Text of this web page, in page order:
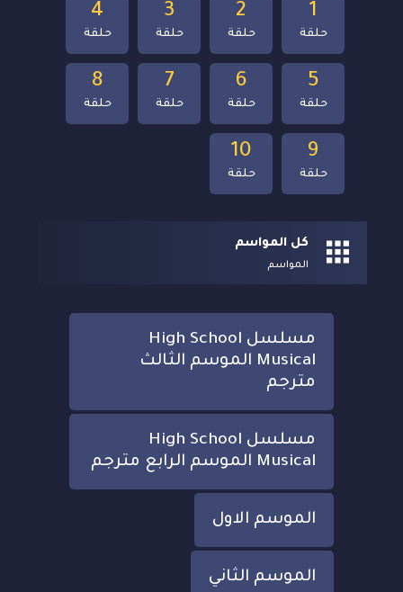
10
حلقة
9
حلقة
8
حلقة
7
حلقة
6
حلقة
5
حلقة
4
حلقة
3
حلقة
2
حلقة
1
حلقة
كل المواسم
المواسم
مسلسل High School
Musical الموسم الثالث
مترجم
مسلسل High School
Musical الموسم الرابع مترجم
الموسم الاول
الموسم الثاني